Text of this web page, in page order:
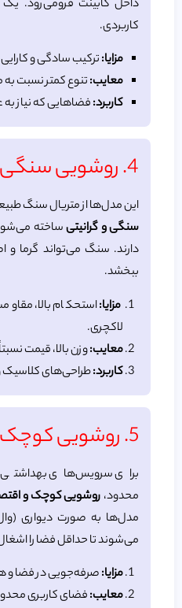
داخل کابینت فرومی‌رود.
کاربردی.
مزایا:ترکیب سادگی و
معایب:تنوع کمتر نسبت
کاربرد:فضاهایی که نیاز
4. روشویی سنگی و گرانیتی
این مدل‌ها از متریال سنگ
سنگی و گرانیتیساخته
دارند. سنگ می‌تواند گرما
ببخشد.
مزایا:استحکام بالا،
لاکچری.
معایب:وزن بالا، قیمت
کاربرد:طراحی‌های کلاسیک
5. روشویی کوچک و اقتصادی
برای سرویس‌های
محدود، روشویی کوچک و
مدل‌ها به صورت دیواری
می‌شوند تا حداقل فضا را
مزایا:صرفه‌جویی در فضا و
معایب:فضای کاربری